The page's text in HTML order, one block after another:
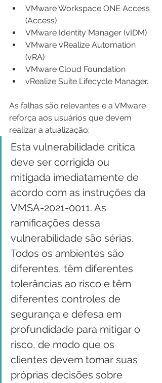
VMware Workspace ONE Access
(Access)
VMware Identity Manager (vIDM)
VMware vRealize Automation
(vRA)
VMware Cloud Foundation
vRealize Suite Lifecycle Manager.
As falhas são relevantes e a VMware
reforça aos usuários que devem
realizar a atualização:
Esta vulnerabilidade crítica
deve ser corrigida ou
mitigada imediatamente de
acordo com as instruções da
VMSA-2021-0011. As
ramificações dessa
vulnerabilidade são sérias.
Todos os ambientes são
diferentes, têm diferentes
tolerâncias ao risco e têm
diferentes controles de
segurança e defesa em
profundidade para mitigar o
risco, de modo que os
clientes devem tomar suas
próprias decisões sobre